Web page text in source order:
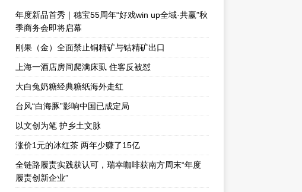
年度新品首秀｜穗宝55周年“好戏win up全域·共赢”秋
季商务会即将启幕
刚果（金）全面禁止铜精矿与钴精矿出口
上海一酒店房间爬满床虱 住客反被怼
大白兔奶糖经典糖纸海外走红
台风“白海豚”影响中国已成定局
以文创为笔 护乡土文脉
涨价1元的冰红茶 两年少赚了15亿
全链路履责实践获认可，瑞幸咖啡获南方周末“年度
履责创新企业”